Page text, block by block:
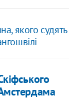
якого судять